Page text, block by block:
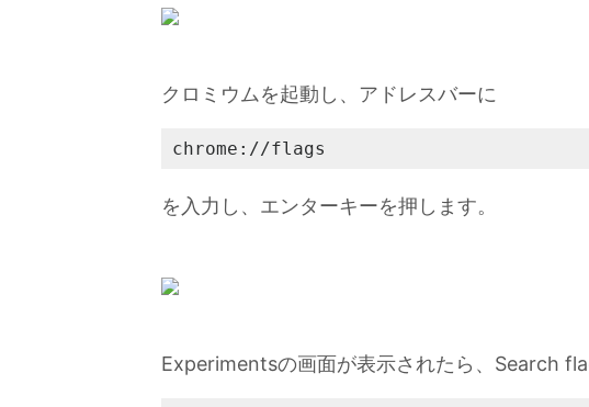
クロミウムを起動し、アドレスバーに
chrome://flags
を入力し、エンターキーを押します。
Experimentsの画面が表示されたら、Search